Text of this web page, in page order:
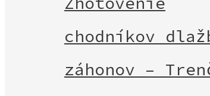
chodníkov
záhonov –